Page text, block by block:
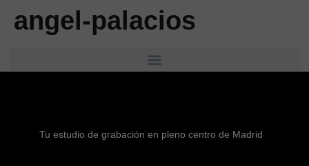
angel-palacios
Tu estudio de grabación en pleno centro de Madrid